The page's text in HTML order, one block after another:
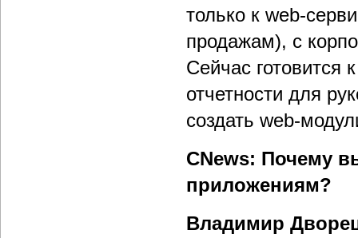
только к web-
продажам), с
Сейчас готовится
отчетности для
создать web-
CNews: Почему
приложениям?
Владимир